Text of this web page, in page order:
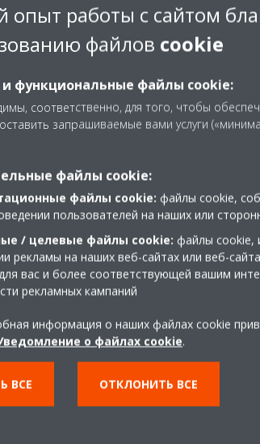
ДОПОЛНИТЕЛЬНУЮ
Pasteur de Lille
вызывающих
мера в борьбе с респираторными
проведенных Institut Pasteur de Lille с
HCoV-229E и вируса гриппа H1N1.
работы с сайтом
файлов cookie
функциональные файлы cookie:
соответственно, для того, чтобы
запрашиваемые вами услуги
файлы cookie:
файлы cookie: файлы cookie,
пользователей на наших или
/ целевые файлы cookie: файлы cookie,
рекламы на наших веб-сайтах или веб-
вас и более соответствующей вашим
рекламных кампаний
информация о наших файлах cookie
о файлах cookie.
ВСЕ ОТКЛОНИТЬ ВСЕ